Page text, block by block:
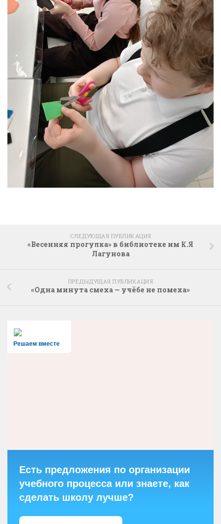
СЛЕДУЮЩАЯ ПУБЛИКАЦИЯ
«Весенняя прогулка» в библиотеке им К.Я
Лагунова
ПРЕДЫДУЩАЯ ПУБЛИКАЦИЯ
«Одна минута смеха — учёбе не помеха»
Решаем вместе
Есть предложения по организации
учебного процесса или знаете, как
сделать школу лучше?